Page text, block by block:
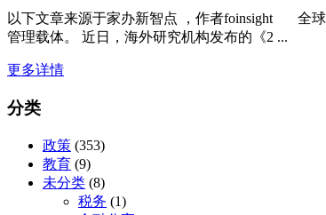
以下文章来源于家办新智点 ，作者foinsight 全球
管理载体。 近日，海外研究机构发布的《2 ...
更多详情
分类
政策 (353)
教育 (9)
未分类 (8)
税务 (1)